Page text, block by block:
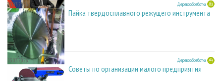
23.03.2026 Деревообработка
Пайка твердосплавного режущего инструмента
23.03.2026 Деревообработка
Советы по организации малого предприятия